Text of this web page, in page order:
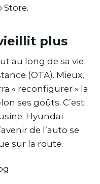
Store.
plus
au long de sa vie
(OTA). Mieux,
« reconfigurer » la
ses goûts. C’est
Hyundai
de l’auto se
sur la route.